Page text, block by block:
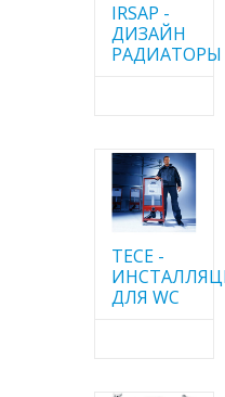
IRSAP -
ДИЗАЙН
РАДИАТОРЫ
TECE -
ДЛЯ WC